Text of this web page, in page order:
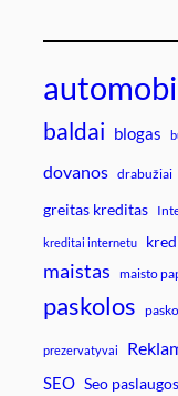
baldai blogas
dovanos drabužiai
greitas kreditas
kreditai internetu
maistas maisto
paskolos
prezervatyvai
SEO Seo paslaugos